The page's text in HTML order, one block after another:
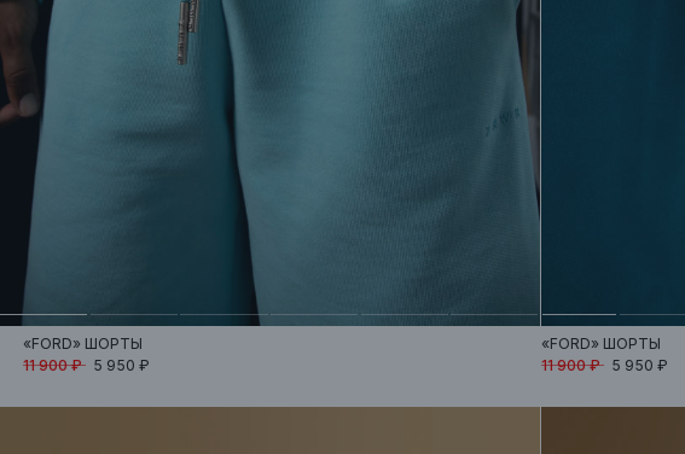
«FORD» ШОРТЫ
11 900 ₽ 5 950 ₽
«FORD» ШОРТЫ
11 900 ₽ 5 950 ₽